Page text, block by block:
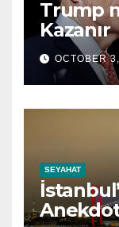
Trump
Kazanır
OCTOBER
SEYAHAT